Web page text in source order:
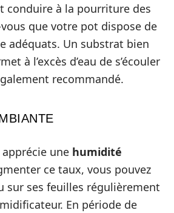
conduire à la pourriture des
que votre pot dispose de
adéquats. Un substrat bien
à l’excès d’eau de s’écouler
recommandé.
une humidité
ce taux, vous pouvez
sur ses feuilles régulièrement
En période de